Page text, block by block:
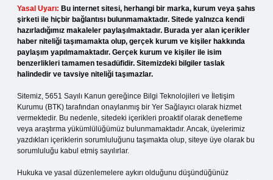
Yasal Uyarı: Bu internet sitesi, herhangi bir marka, kurum veya şahıs
şirketi ile hiçbir bağlantısı bulunmamaktadır. Sitede yalnızca kendi
hazırladığımız makaleler paylaşılmaktadır. Burada yer alan içerikler
haber niteliği taşımamakta olup, gerçek kurum ve kişiler hakkında
paylaşım yapılmamaktadır. Gerçek kurum ve kişiler ile isim
benzerlikleri tamamen tesadüfidir. Sitemizdeki bilgiler taslak
halindedir ve tavsiye niteliği taşımazlar.
Sitemiz, 5651 Sayılı Kanun gereğince Bilgi Teknolojileri ve İletişim
Kurumu (BTK) tarafından onaylanmış bir Yer Sağlayıcı olarak hizmet
vermektedir. Bu nedenle, sitedeki içerikleri proaktif olarak denetleme
veya araştırma yükümlülüğümüz bulunmamaktadır. Ancak, üyelerimiz
yazdıkları içeriklerin sorumluluğunu taşımakta olup, siteye üye olarak bu
sorumluluğu kabul etmiş sayılırlar.
Hukuka ve yasal düzenlemelere aykırı olduğunu düşündüğünüz